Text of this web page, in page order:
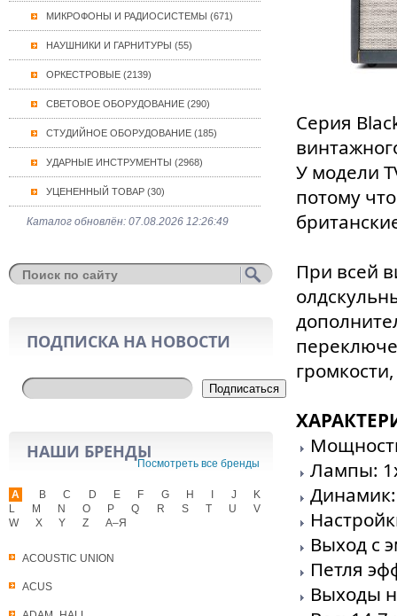
МИКРОФОНЫ И РАДИОСИСТЕМЫ (671)
НАУШНИКИ И ГАРНИТУРЫ (55)
ОРКЕСТРОВЫЕ (2139)
СВЕТОВОЕ ОБОРУДОВАНИЕ (290)
СТУДИЙНОЕ ОБОРУДОВАНИЕ (185)
УДАРНЫЕ ИНСТРУМЕНТЫ (2968)
УЦЕНЕННЫЙ ТОВАР (30)
Каталог обновлён: 07.08.2026 12:26:49
ПОДПИСКА НА НОВОСТИ
Подписаться
НАШИ БРЕНДЫ
Посмотреть все бренды
A
ACOUSTIC UNION
ACUS
B C D E F G H J
K
L
M N O P Q R S T U
V
W
X Y Z А–Я
Серия
У модели
потому
При всей
Лампы:
Динамик:
Выход с
Петля
Выходы